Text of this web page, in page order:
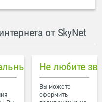
от SkyNet
пинг в городе
Не любите
Вы можете
оформить